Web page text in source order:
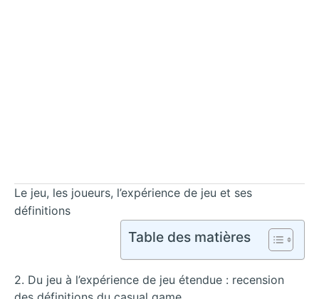
Le jeu, les joueurs, l’expérience de jeu et ses
définitions
Table des matières
2. Du jeu à l’expérience de jeu étendue : recension